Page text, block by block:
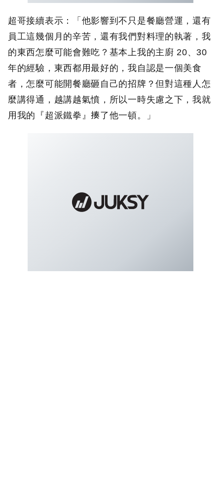
超哥接續表示：「他影響到不只是餐廳營運，還有
員工這幾個月的辛苦，還有我們對料理的執著，我
的東西怎麼可能會難吃？基本上我的主廚 20、30
年的經驗，東西都用最好的，我自認是一個美食
者，怎麼可能開餐廳砸自己的招牌？但對這種人怎
麼講得通，越講越氣憤，所以一時失慮之下，我就
用我的『超派鐵拳』揍了他一頓。」